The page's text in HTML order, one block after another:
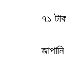
৭১